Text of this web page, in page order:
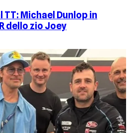
TT: Michael Dunlop in
dello zio Joey